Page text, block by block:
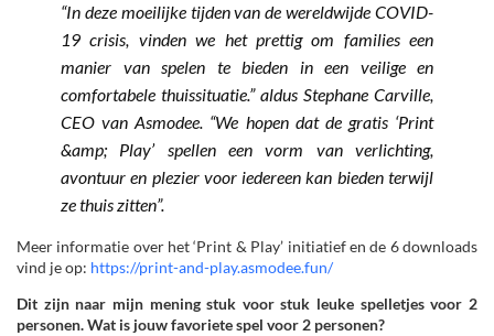
“In deze moeilijke tijden van de wereldwijde COVID-
19 crisis, vinden we het prettig om families een
manier van spelen te bieden in een veilige en
comfortabele thuissituatie.” aldus Stephane Carville,
CEO van Asmodee. “We hopen dat de gratis ‘Print
&amp; Play’ spellen een vorm van verlichting,
avontuur en plezier voor iedereen kan bieden terwijl
ze thuis zitten”.
Meer informatie over het ‘Print & Play’ initiatief en de 6 downloads
vind je op: https://print-and-play.asmodee.fun/
Dit zijn naar mijn mening stuk voor stuk leuke spelletjes voor 2
personen. Wat is jouw favoriete spel voor 2 personen?